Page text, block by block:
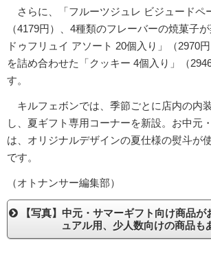
さらに、「フルーツジュレ ビジュードペ
（4179円）、4種類のフレーバーの焼菓子
ドゥフリュイ アソート 20個入り」（2970
を詰め合わせた「クッキー 4個入り」（
す。
キルフェボンでは、季節ごとに店内の内
し、夏ギフト専用コーナーを新設。お中元
は、オリジナルデザインの夏仕様の熨斗が
です。
（オトナンサー編集部）
【写真】中元・サマーギフト向け商品
ュアル用、少人数向けの商品も